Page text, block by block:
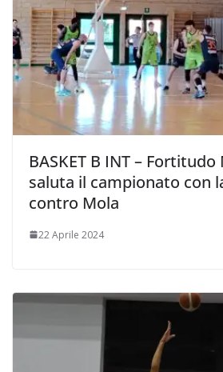
BASKET B INT – Fortitudo
saluta il campionato con
contro Mola
22 Aprile 2024